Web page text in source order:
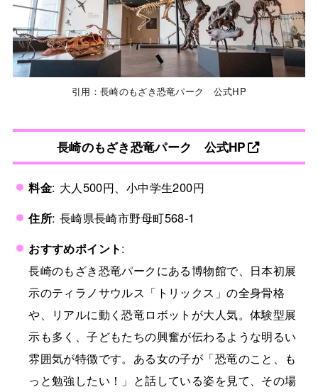
引用：長崎のもざき恐竜パーク 公式HP
長崎のもざき恐竜パーク 公式HP
料金: 大人500円、小中学生200円
住所: 長崎県長崎市野母町568-1
おすすめポイント:
長崎のもざき恐竜パークにある博物館で、日本初展
示のティラノサウルス「トリックス」の全身骨格
や、リアルに動く恐竜ロボットが大人気。体験型展
示も多く、子どもたちの興奮が伝わるような明るい
雰囲気が特徴です。ある女の子が「恐竜のこと、も
っと勉強したい！」と話している姿を見て、その場